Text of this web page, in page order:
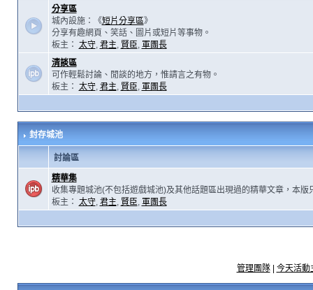
分享區
城內設施：《短片分享區》
分享有趣網頁、笑話、圖片或短片等事物。
板主： 太守, 君主, 賢臣, 軍團長
清談區
可作輕鬆討論、閒談的地方，惟請言之有物。
板主： 太守, 君主, 賢臣, 軍團長
封存城池
討論區
精華集
收集專題城池(不包括遊戲城池)及其他話題區出現過的精華文章，本版
板主： 太守, 君主, 賢臣, 軍團長
管理團隊| 今天活動